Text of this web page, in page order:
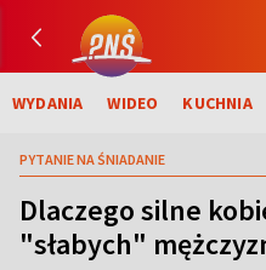
WYDANIA WIDEO KUCHNIA
PYTANIE NA ŚNIADANIE
Dlaczego silne
"słabych"